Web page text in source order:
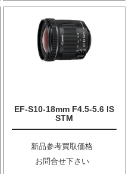
EF-S10-18mm F4.5-5.6 IS
STM
新品参考買取価格
お問合せ下さい